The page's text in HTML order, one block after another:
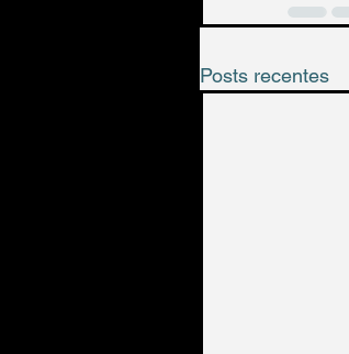
Posts recentes